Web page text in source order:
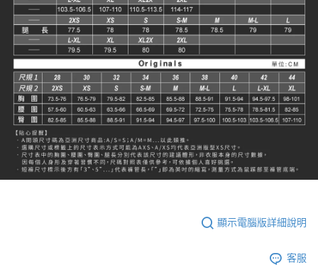
顯示電腦版詳細說明
客服